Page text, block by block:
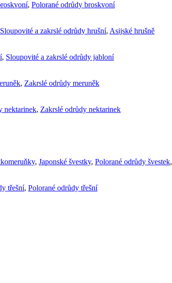
, Polorané odrůdy broskvoní
Sloupovité a zakrslé odrůdy hrušní, Asijské hrušně
, Sloupovité a zakrslé odrůdy jabloní
, Zakrslé odrůdy meruněk
nektarinek, Zakrslé odrůdy nektarinek
, Japonské švestky, Polorané odrůdy švestek,
třešní, Polorané odrůdy třešní